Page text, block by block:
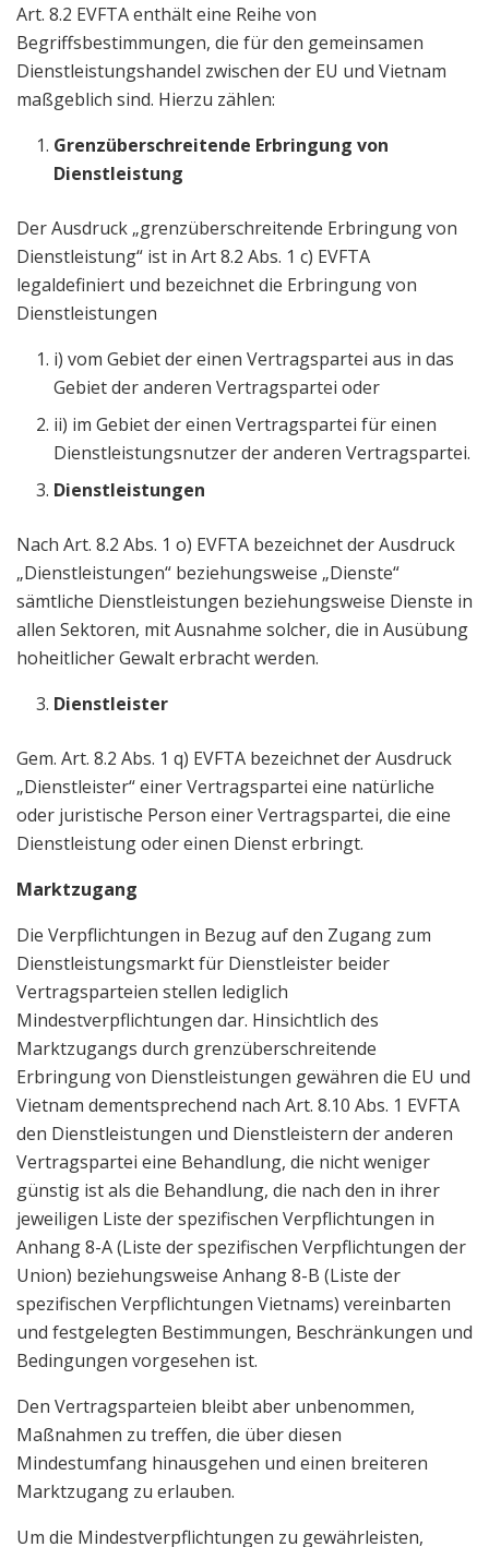
Art. 8.2 EVFTA enthält eine Reihe von
Begriffsbestimmungen, die für den gemeinsamen
Dienstleistungshandel zwischen der EU und Vietnam
maßgeblich sind. Hierzu zählen:
Grenzüberschreitende Erbringung von
Dienstleistung
Der Ausdruck „grenzüberschreitende Erbringung von
Dienstleistung“ ist in Art 8.2 Abs. 1 c) EVFTA
legaldefiniert und bezeichnet die Erbringung von
Dienstleistungen
i) vom Gebiet der einen Vertragspartei aus in das
Gebiet der anderen Vertragspartei oder
ii) im Gebiet der einen Vertragspartei für einen
Dienstleistungsnutzer der anderen Vertragspartei.
Dienstleistungen
Nach Art. 8.2 Abs. 1 o) EVFTA bezeichnet der Ausdruck
„Dienstleistungen“ beziehungsweise „Dienste“
sämtliche Dienstleistungen beziehungsweise Dienste in
allen Sektoren, mit Ausnahme solcher, die in Ausübung
hoheitlicher Gewalt erbracht werden.
Dienstleister
Gem. Art. 8.2 Abs. 1 q) EVFTA bezeichnet der Ausdruck
„Dienstleister“ einer Vertragspartei eine natürliche
oder juristische Person einer Vertragspartei, die eine
Dienstleistung oder einen Dienst erbringt.
Marktzugang
Die Verpflichtungen in Bezug auf den Zugang zum
Dienstleistungsmarkt für Dienstleister beider
Vertragsparteien stellen lediglich
Mindestverpflichtungen dar. Hinsichtlich des
Marktzugangs durch grenzüberschreitende
Erbringung von Dienstleistungen gewähren die EU und
Vietnam dementsprechend nach Art. 8.10 Abs. 1 EVFTA
den Dienstleistungen und Dienstleistern der anderen
Vertragspartei eine Behandlung, die nicht weniger
günstig ist als die Behandlung, die nach den in ihrer
jeweiligen Liste der spezifischen Verpflichtungen in
Anhang 8-A (Liste der spezifischen Verpflichtungen der
Union) beziehungsweise Anhang 8-B (Liste der
spezifischen Verpflichtungen Vietnams) vereinbarten
und festgelegten Bestimmungen, Beschränkungen und
Bedingungen vorgesehen ist.
Den Vertragsparteien bleibt aber unbenommen,
Maßnahmen zu treffen, die über diesen
Mindestumfang hinausgehen und einen breiteren
Marktzugang zu erlauben.
Um die Mindestverpflichtungen zu gewährleisten,